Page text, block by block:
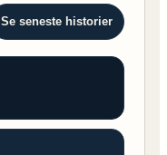
Se seneste historier